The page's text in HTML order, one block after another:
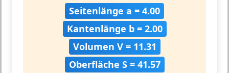
Seitenlänge a = 4.00
Kantenlänge b = 2.00
Volumen V = 11.31
Oberfläche S = 41.57